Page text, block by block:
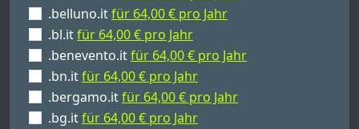
.belluno.itfür 64,00 € pro Jahr
.bl.itfür 64,00 € pro Jahr
.benevento.itfür 64,00 € pro Jahr
.bn.itfür 64,00 € pro Jahr
.bergamo.itfür 64,00 € pro Jahr
.bg.itfür 64,00 € pro Jahr